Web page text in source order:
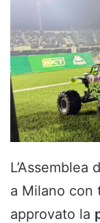
L’Assemblea
a Milano con
approvato la